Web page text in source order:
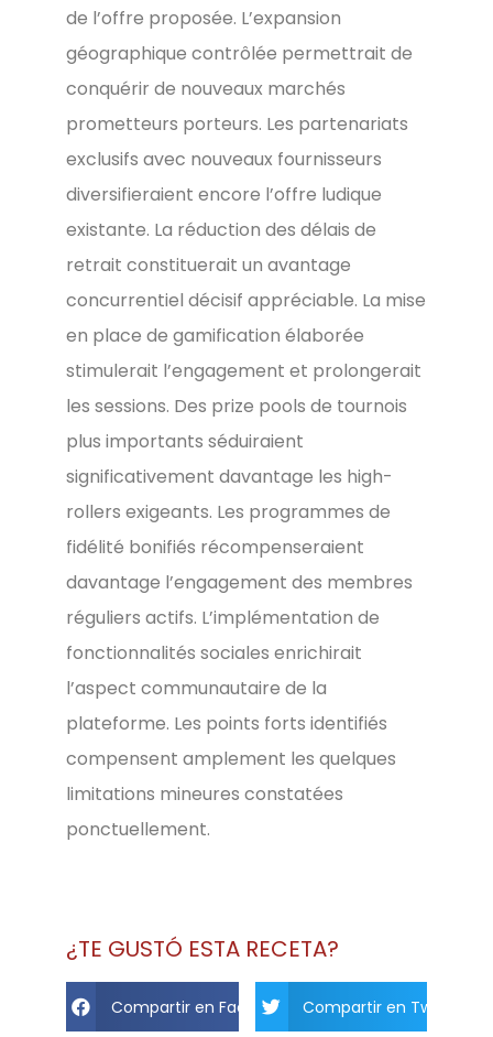
de l’offre proposée. L’expansion
géographique contrôlée permettrait de
conquérir de nouveaux marchés
prometteurs porteurs. Les partenariats
exclusifs avec nouveaux fournisseurs
diversifieraient encore l’offre ludique
existante. La réduction des délais de
retrait constituerait un avantage
concurrentiel décisif appréciable. La mise
en place de gamification élaborée
stimulerait l’engagement et prolongerait
les sessions. Des prize pools de tournois
plus importants séduiraient
significativement davantage les high-
rollers exigeants. Les programmes de
fidélité bonifiés récompenseraient
davantage l’engagement des membres
réguliers actifs. L’implémentation de
fonctionnalités sociales enrichirait
l’aspect communautaire de la
plateforme. Les points forts identifiés
compensent amplement les quelques
limitations mineures constatées
ponctuellement.
¿TE GUSTÓ ESTA RECETA?
Compartir en Facebook Compartir en Twitter